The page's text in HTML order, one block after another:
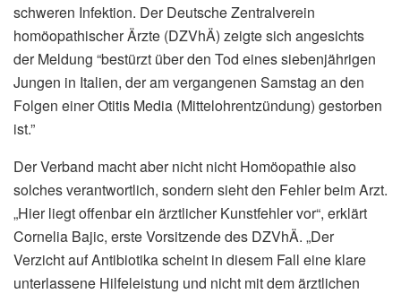
schweren Infektion. Der Deutsche Zentralverein
homöopathischer Ärzte (DZVhÄ) zeigte sich angesichts
der Meldung “bestürzt über den Tod eines siebenjährigen
Jungen in Italien, der am vergangenen Samstag an den
Folgen einer Otitis Media (Mittelohrentzündung) gestorben
ist.”
Der Verband macht aber nicht nicht Homöopathie also
solches verantwortlich, sondern sieht den Fehler beim Arzt.
„Hier liegt offenbar ein ärztlicher Kunstfehler vor“, erklärt
Cornelia Bajic, erste Vorsitzende des DZVhÄ. „Der
Verzicht auf Antibiotika scheint in diesem Fall eine klare
unterlassene Hilfeleistung und nicht mit dem ärztlichen